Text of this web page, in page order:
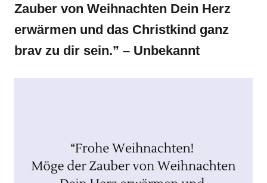
Zauber von Weihnachten Dein Herz
erwärmen und das Christkind ganz
brav zu dir sein.” – Unbekannt